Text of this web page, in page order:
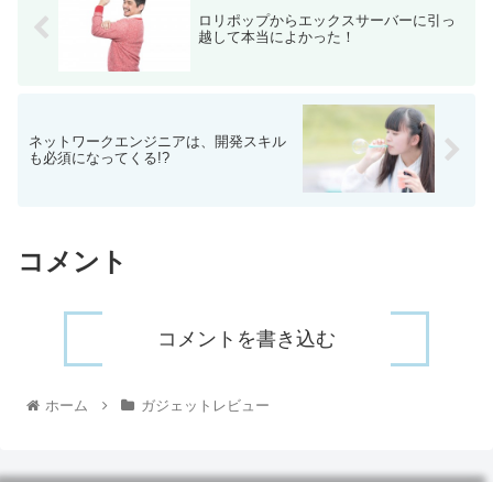
ロリポップからエックスサーバーに引っ
越して本当によかった！
ネットワークエンジニアは、開発スキル
も必須になってくる!?
コメント
コメントを書き込む
ホーム ガジェットレビュー